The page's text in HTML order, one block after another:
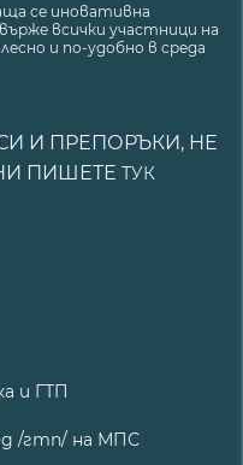
се иновативна
всички участници на
и по-удобно в среда
И ПРЕПОРЪКИ, НЕ
ПИШЕТЕ ТУК
и ГТП
/гтп/ на МПС